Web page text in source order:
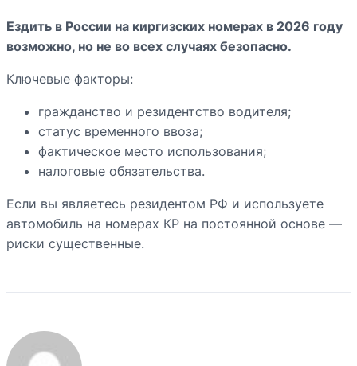
Ездить в России на киргизских номерах в 2026 году
возможно, но не во всех случаях безопасно.
Ключевые факторы:
гражданство и резидентство водителя;
статус временного ввоза;
фактическое место использования;
налоговые обязательства.
Если вы являетесь резидентом РФ и используете
автомобиль на номерах КР на постоянной основе —
риски существенные.